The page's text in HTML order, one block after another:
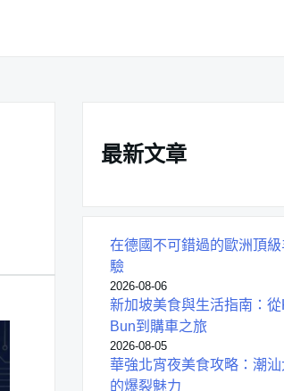
最新文章
在德國不可錯過的歐洲頂級
驗
2026-08-06
新加坡美食與生活指南：從
Bun到購車之旅
2026-08-05
華強北宵夜美食攻略：潮
的爆裂魅力